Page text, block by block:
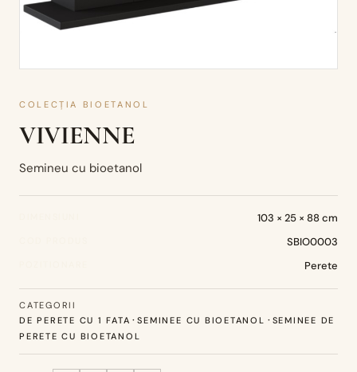
COLECȚIA BIOETANOL
VIVIENNE
Semineu cu bioetanol
103 × 25 × 88 cm
SBIO0003
Perete
CATEGORII
DE PERETE CU 1 FATA ·SEMINEE CU BIOETANOL · SEMINEE DE
PERETE CU BIOETANOL